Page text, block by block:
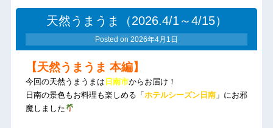
天然うまうま（2026.4/1～4/15）
Posted on 2026年4月1日
【天然うまうま 本編】
今回の天然うまうまは 日南市からお届け！
日南の景色もお料理も楽しめる「 ホテルシーズン日南」にお邪
魔しました